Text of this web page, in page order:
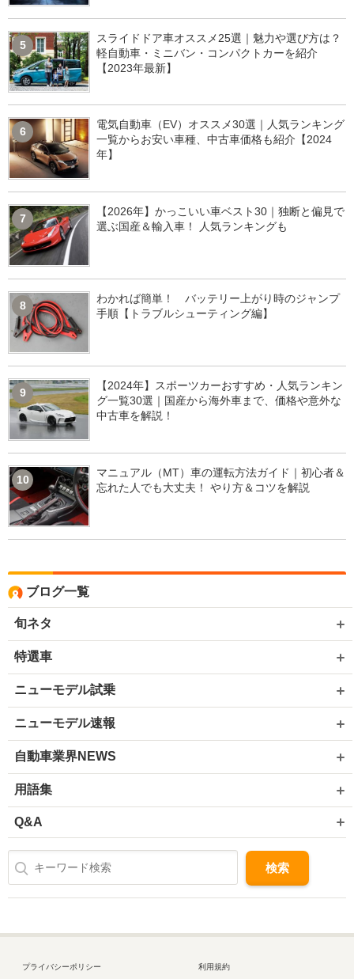
5
スライドドア車オススメ25選｜魅力や選び方は？
軽自動車・ミニバン・コンパクトカーを紹介
【2023年最新】
6
電気自動車（EV）オススメ30選｜人気ランキング
一覧からお安い車種、中古車価格も紹介【2024
年】
7
【2026年】かっこいい車ベスト30｜独断と偏見で
選ぶ国産＆輸入車！ 人気ランキングも
8
わかれば簡単！ バッテリー上がり時のジャンプ
手順【トラブルシューティング編】
9
【2024年】スポーツカーおすすめ・人気ランキン
グ一覧30選｜国産から海外車まで、価格や意外な
中古車を解説！
10
マニュアル（MT）車の運転方法ガイド｜初心者＆
忘れた人でも大丈夫！ やり方＆コツを解説
ブログ一覧
旬ネタ
特選車
ニューモデル試乗
ニューモデル速報
自動車業界NEWS
用語集
Q&A
プライバシーポリシー 利用規約